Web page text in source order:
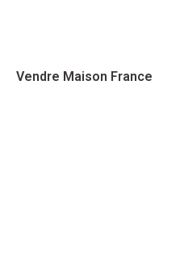
Vendre Maison France